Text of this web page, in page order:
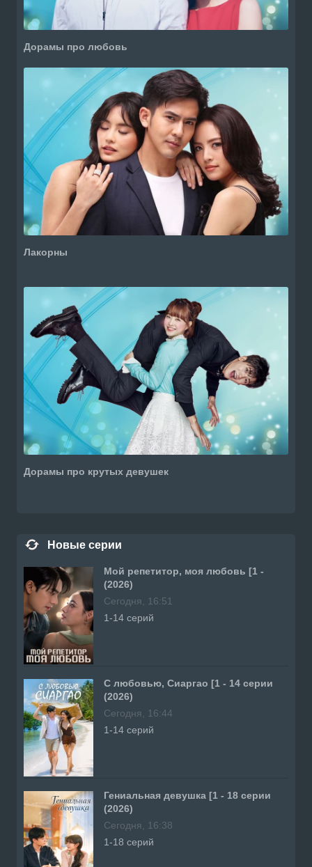
Дорамы про любовь
Лакорны
Дорамы про крутых девушек
Новые серии
Мой репетитор, моя любовь [1 -
(2026)
Сегодня, 16:51
1-14 серий
С любовью, Сиаргао [1 - 14 серии
(2026)
Сегодня, 16:44
1-14 серий
Гениальная девушка [1 - 18 серии
(2026)
Сегодня, 16:38
1-18 серий